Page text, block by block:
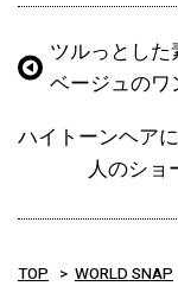
ツルっとし
ベージュのワ
ハイトーンヘア
人のショ
TOP WORLD SNAP